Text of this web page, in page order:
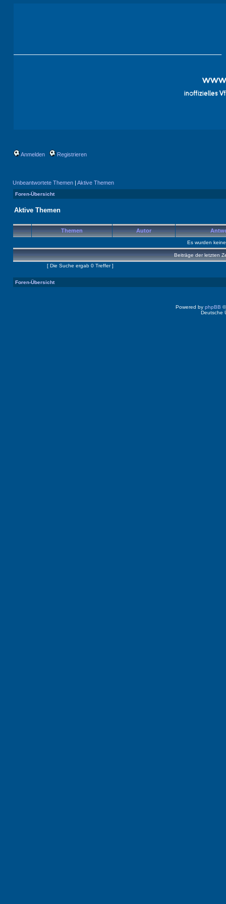
Anmelden Registrieren
Unbeantwortete Themen | Aktive Themen
Foren-Übersicht
Aktive Themen
Themen Autor
Es wurden
Beiträge der letzten
[ Die Suche ergab 0 Treffer ]
Foren-Übersicht
Powered by phpBB
Deutsche